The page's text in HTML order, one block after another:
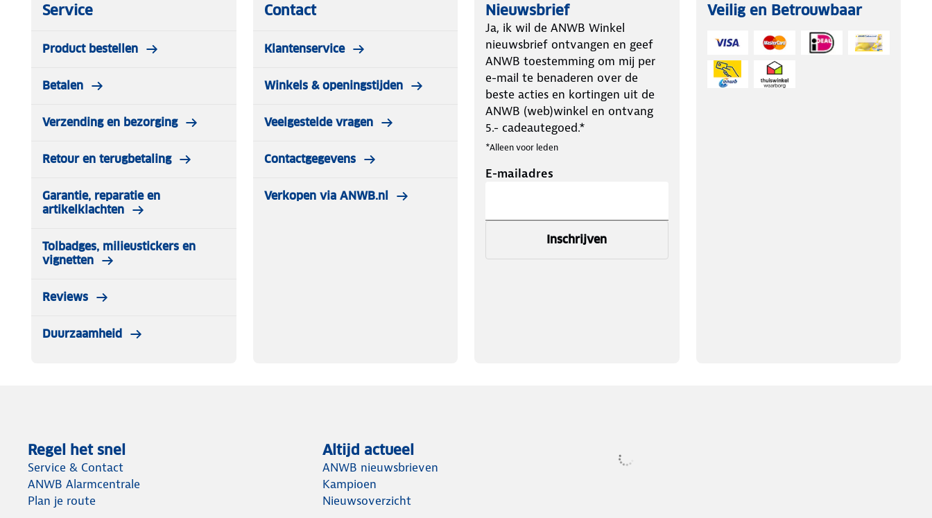
Service
Product bestellen
Betalen
Verzending en bezorging
Retour en terugbetaling
Garantie, reparatie en
artikelklachten
Tolbadges, milieustickers en
vignetten
Reviews
Duurzaamheid
Contact
Klantenservice
Winkels & openingstijden
Veelgestelde vragen
Contactgegevens
Verkopen via ANWB.nl
Nieuwsbrief
Ja, ik wil de ANWB Winkel
nieuwsbrief ontvangen en geef
ANWB toestemming om mij per
e-mail te benaderen over de
beste acties en kortingen uit de
ANWB (web)winkel en ontvang
5.- cadeautegoed.*
*Alleen voor leden
E-mailadres
Inschrijven
Veilig en Betrouwbaar
Regel het snel
Service & Contact
ANWB Alarmcentrale
Plan je route
Altijd actueel
ANWB nieuwsbrieven
Kampioen
Nieuwsoverzicht